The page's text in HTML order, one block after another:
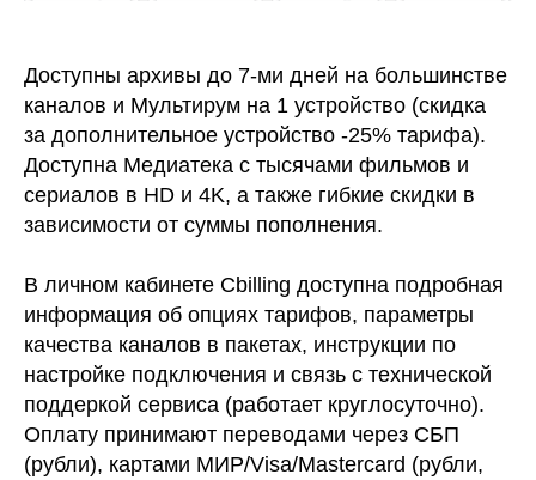
Доступны архивы до 7-ми дней на большинстве
каналов и Мультирум на 1 устройство (скидка
за дополнительное устройство -25% тарифа).
Доступна Медиатека с тысячами фильмов и
сериалов в HD и 4K, а также гибкие скидки в
зависимости от суммы пополнения.
В личном кабинете Cbilling доступна подробная
информация об опциях тарифов, параметры
качества каналов в пакетах, инструкции по
настройке подключения и связь с технической
поддеркой сервиса (работает круглосуточно).
Оплату принимают переводами через СБП
(рубли), картами МИР/Visa/Mastercard (рубли,